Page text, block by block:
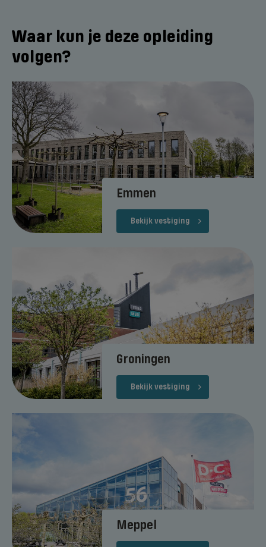
Waar kun je deze opleiding
volgen?
Emmen
Bekijk vestiging
Groningen
Bekijk vestiging
Meppel